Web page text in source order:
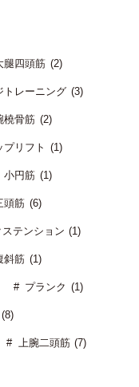
腿四頭筋 (2)
トレーニング (3)
橈骨筋 (2)
プリフト (1)
小円筋 (1)
頭筋 (6)
テンション (1)
斜筋 (1)
プランク (1)
上腕二頭筋 (7)